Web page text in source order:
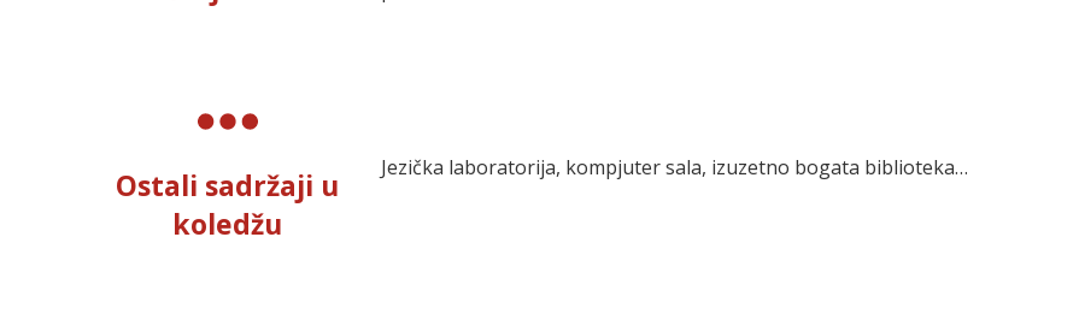
Ostali sadržaji u
koledžu
Jezička laboratorija, kompjuter sala, izuzetno bogata biblioteka…